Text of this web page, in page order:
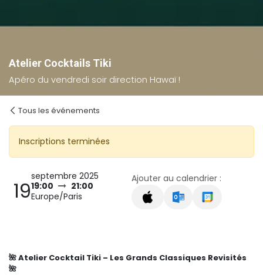
Atelier Cocktails Tiki
Apéro du vendredi soir direction Hawaï !
Tous les événements
Inscriptions terminées
19
septembre 2025
19:00
21:00
Europe/Paris
Ajouter au calendrier :
🌺 Atelier Cocktail Tiki – Les Grands Classiques Revisités
🌺